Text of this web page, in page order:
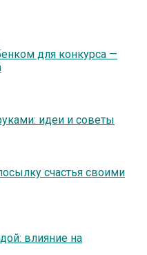
для конкурса —
идеи и советы
счастья своими
влияние на